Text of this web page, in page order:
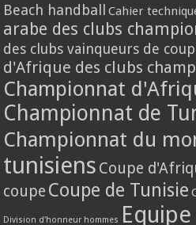
Beach handball Cahier
arabe des clubs
des clubs vainqueurs de
d'Afrique des clubs
Championnat
Championnat de
Championnat du
tunisiens Coupe
coupe Coupe de Tunisie
Division d'honneur hommes